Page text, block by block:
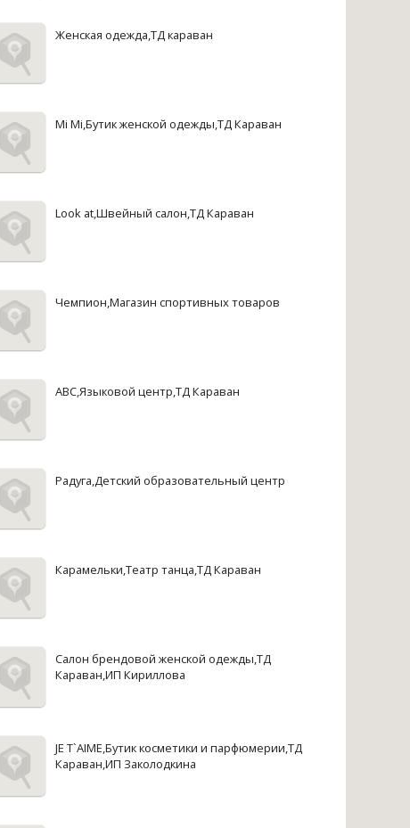
Женская одежда,ТД караван
Mi Mi,Бутик женской одежды,ТД Караван
Look at,Швейный салон,ТД Караван
Чемпион,Магазин спортивных товаров
АВС,Языковой центр,ТД Караван
Радуга,Детский образовательный центр
Карамельки,Театр танца,ТД Караван
Салон брендовой женской одежды,ТД
Караван,ИП Кириллова
JE T`AIME,Бутик косметики и парфюмерии,ТД
Караван,ИП Заколодкина